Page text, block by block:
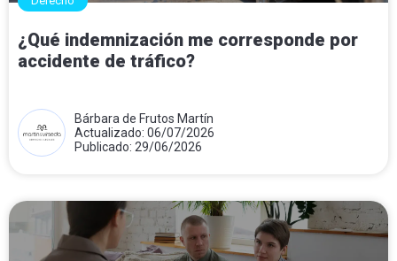
¿Qué indemnización me corresponde por
accidente de tráfico?
Bárbara de Frutos Martín
Actualizado: 06/07/2026
Publicado: 29/06/2026